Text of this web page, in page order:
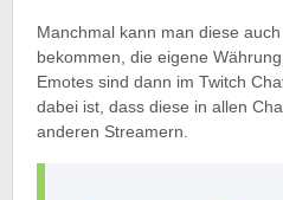
Manchmal kann man diese
bekommen, die eigene
Emotes sind dann im Twitch
dabei ist, dass diese in allen
anderen Streamern.